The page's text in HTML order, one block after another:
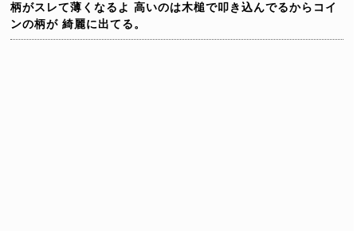
柄がスレて薄くなるよ 高いのは木槌で叩き込んでるからコイ
ンの柄が 綺麗に出てる。